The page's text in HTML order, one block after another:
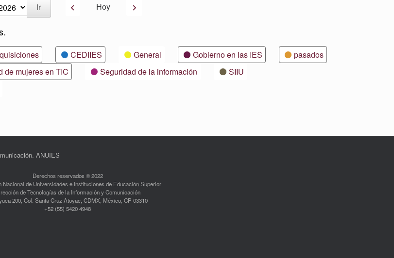
AnteriorHoy Siguiente
CEDIIES General Gobierno en las IES
pasados
de mujeres en TIC Seguridad de la información
SIIU
ANUIES
Derechos reservados © 2022
Nacional de Universidades e Instituciones de Educación Superior
de Tecnologías de la Información y Comunicación
200, Col. Santa Cruz Atoyac, CDMX, México, CP 03310
+52 (55) 5420 4948